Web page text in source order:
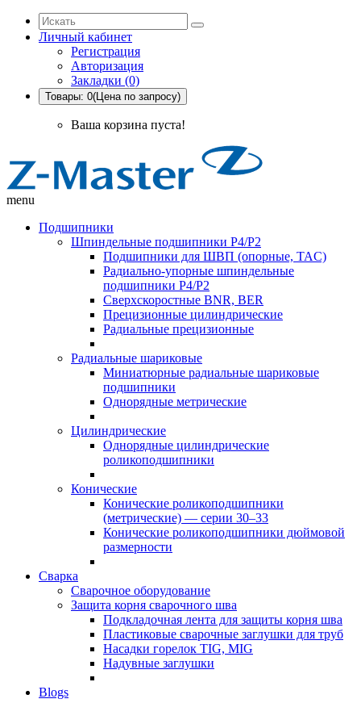
Личный кабинет
Регистрация
Авторизация
Закладки (0)
Товары: 0(Цена по запросу)
Ваша корзина пуста!
menu
Подшипники
Шпиндельные подшипники P4/P2
Подшипники для ШВП (опорные, TAC)
Радиально-упорные шпиндельные
подшипники P4/P2
Сверхскоростные BNR, BER
Прецизионные цилиндрические
Радиальные прецизионные
Радиальные шариковые
Миниатюрные радиальные шариковые
подшипники
Однорядные метрические
Цилиндрические
Однорядные цилиндрические
роликоподшипники
Конические
Конические роликоподшипники
(метрические) — серии 30–33
Конические роликоподшипники дюймовой
размерности
Сварка
Сварочное оборудование
Защита корня сварочного шва
Подкладочная лента для защиты корня шва
Пластиковые сварочные заглушки для труб
Насадки горелок TIG, MIG
Надувные заглушки
Blogs